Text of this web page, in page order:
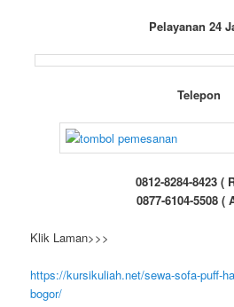
Pelayanan 24
Telepon
0812-8284-8423 (
0877-6104-5508 (
Klik Laman>>>
https://kursikuliah.net/sewa-sofa-puff-
bogor/